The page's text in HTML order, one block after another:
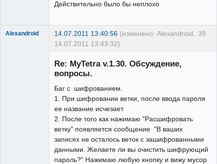
Действительно было бы неплохо
39
Alexandroid 14.07.2011 13:40:56 (изменено: Alexandroid,
14.07.2011 13:43:32)
Re: MyTetra v.1.30. Обсуждение,
вопросы.
Баг с шифрованием.
1. При шифровании ветки, после ввода пароля
ее название исчезает
2. После того как нажимаю "Расшифровать
ветку" появляется сообщение "В ваших
записях не осталось веток с зашифрованными
данными. Желаете ли вы очистить шифрующий
пароль?" Нажимаю любую кнопку и вижу мусор